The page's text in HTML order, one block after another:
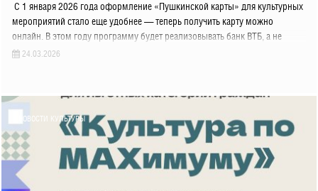
С 1 января 2026 года оформление «Пушкинской карты» для культурных
мероприятий стало еще удобнее — теперь получить карту можно
онлайн. В этом году программу будет реализовывать банк ВТБ, а не
24.03.2026
НОВОСТИ КУЛЬТУРЫ